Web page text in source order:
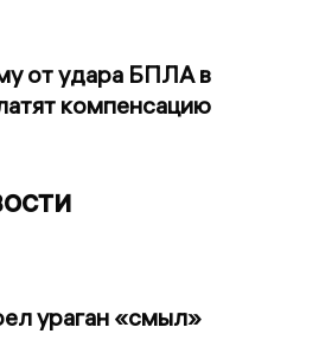
от удара БПЛА в
компенсацию
ураган «смыл»